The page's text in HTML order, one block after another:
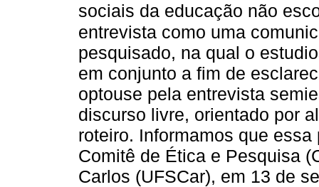
sociais da educação não
entrevista como uma
pesquisado, na qual o
em conjunto a fim de
optouse pela entrevista
discurso livre, orientado por
roteiro. Informamos que
Comitê de Ética e Pesquisa
Carlos (UFSCar), em 13 de